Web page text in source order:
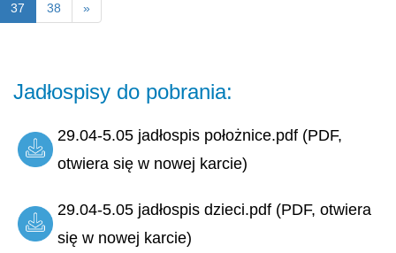
37 38 »
Jadłospisy do pobrania:
29.04-5.05 jadłospis położnice.pdf (PDF,
otwiera się w nowej karcie)
29.04-5.05 jadłospis dzieci.pdf (PDF, otwiera
się w nowej karcie)